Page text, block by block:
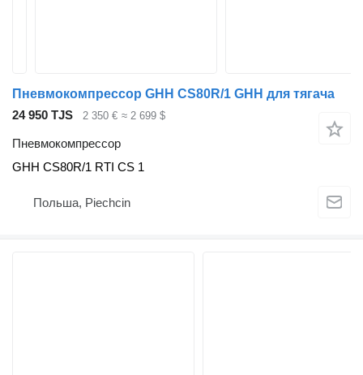
Пневмокомпрессор GHH CS80R/1 GHH для тягача
24 950 TJS
2 350 € ≈ 2 699 $
Пневмокомпрессор
GHH CS80R/1 RTI CS 1
Польша, Piechcin